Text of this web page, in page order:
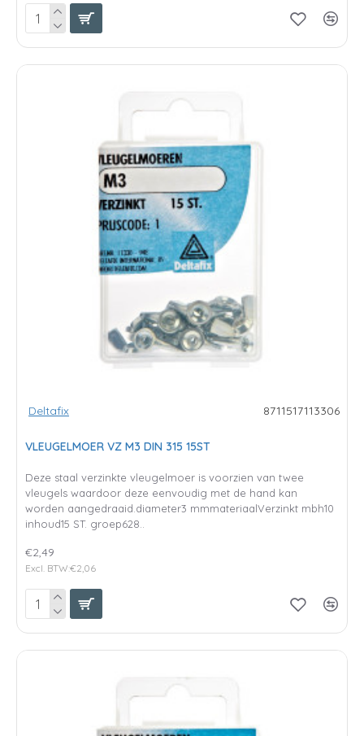
Deltafix 8711517113306
VLEUGELMOER VZ M3 DIN 315 15ST
Deze staal verzinkte vleugelmoer is voorzien van twee
vleugels waardoor deze eenvoudig met de hand kan
worden aangedraaid.diameter3 mmmateriaalVerzinkt mbh10
inhoud15 ST. groep628..
€2,49
Excl. BTW:€2,06